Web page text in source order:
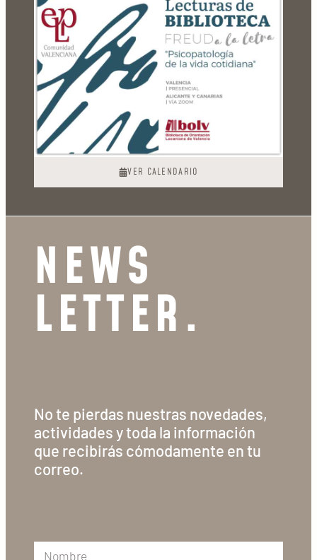
VER CALENDARIO
NEWS
LETTER.
No te pierdas nuestras novedades,
actividades y toda la información
que recibirás cómodamente en tu
correo.